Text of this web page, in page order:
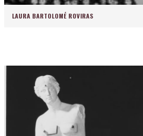
LAURA BARTOLOMÉ ROVIRAS